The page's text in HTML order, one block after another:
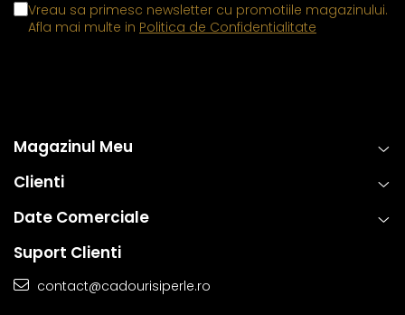
Vreau sa primesc newsletter cu promotiile magazinului.
Afla mai multe in Politica de Confidentialitate
Magazinul Meu
Clienti
Date Comerciale
Suport Clienti
contact@cadourisiperle.ro